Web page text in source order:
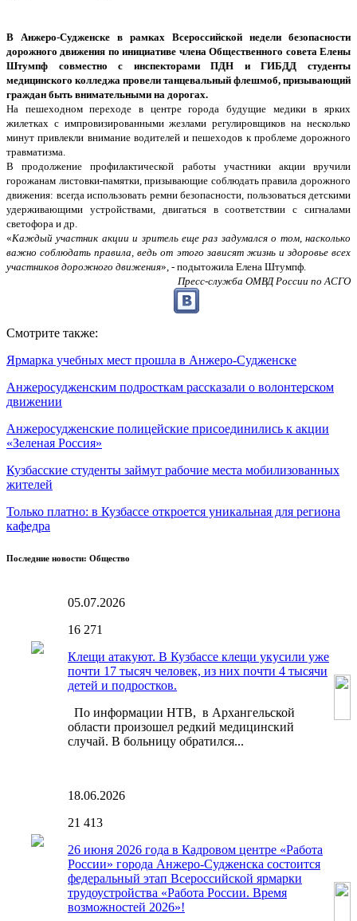
В Анжеро-Судженске в рамках Всероссийской недели безопасности
дорожного движения по инициативе члена Общественного совета Елены
Штумпф совместно с инспекторами ПДН и ГИБДД студенты
медицинского колледжа провели танцевальный флешмоб, призывающий
граждан быть внимательными на дорогах.
На пешеходном переходе в центре города будущие медики в ярких
жилетках с импровизированными жезлами регулировщиков на несколько
минут привлекли внимание водителей и пешеходов к проблеме дорожного
травматизма.
В продолжение профилактической работы участники акции вручили
горожанам листовки-памятки, призывающие соблюдать правила дорожного
движения: всегда использовать ремни безопасности, пользоваться детскими
удерживающими устройствами, двигаться в соответствии с сигналами
светофора и др.
«Каждый участник акции и зритель еще раз задумался о том, насколько
важно соблюдать правила, ведь от этого зависят жизнь и здоровье всех
участников дорожного движения», - подытожила Елена Штумпф.
Пресс-служба ОМВД России по АСГО
Смотрите также:
Ярмарка учебных мест прошла в Анжеро-Судженске
Анжеросудженским подросткам рассказали о волонтерском
движении
Анжеросудженские полицейские присоединились к акции
«Зеленая Россия»
Кузбасские студенты займут рабочие места мобилизованных
жителей
Только платно: в Кузбассе откроется уникальная для региона
кафедра
Последние новости: Общество
05.07.2026
16 271
Клещи атакуют. В Кузбассе клещи укусили уже
почти 17 тысяч человек, из них почти 4 тысячи
детей и подростков.
По информации НТВ, в Архангельской
области произошел редкий медицинский
случай. В больницу обратился...
18.06.2026
21 413
26 июня 2026 года в Кадровом центре «Работа
России» города Анжеро-Судженска состоится
федеральный этап Всероссийской ярмарки
трудоустройства «Работа России. Время
возможностей 2026»!